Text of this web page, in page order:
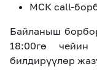
МСК call-
Байланыш
18:00гө чейин
билдирүүлөр